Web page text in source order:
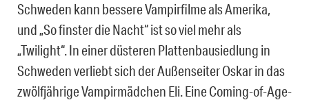
Schweden kann bessere Vampirfilme als Amerika,
und „So finster die Nacht“ ist so viel mehr als
„Twilight“. In einer düsteren Plattenbausiedlung in
Schweden verliebt sich der Außenseiter Oskar in das
zwölfjährige Vampirmädchen Eli. Eine Coming-of-Age-